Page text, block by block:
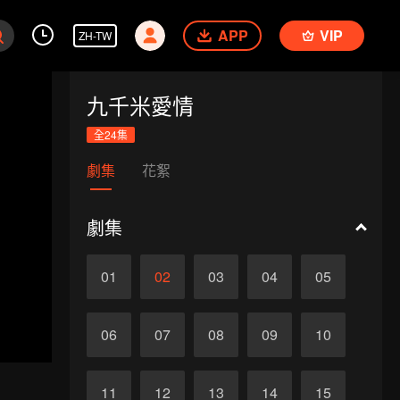
ZH-TW APP VIP
九千米愛情
全24集
劇集 花絮
劇集
01 02 03 04 05
06 07 08 09 10
11 12 13 14 15